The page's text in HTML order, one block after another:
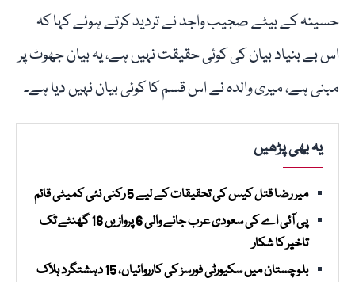
حسینہ کے بیٹے صجیب واجد نے تردید کرتے ہوئے کہا کہ
اس بے بنیاد بیان کی کوئی حقیقت نہیں ہے، یہ بیان جھوٹ پر
مبنی ہے، میری والدہ نے اس قسم کا کوئی بیان نہیں دیا ہے۔
یہ بھی پڑھیں
میر رضا قتل کیس کی تحقیقات کے لیے 5 رکنی نئی کمیٹی قائم
پی آئی اے کی سعودی عرب جانے والی 6 پروازیں 18 گھنٹے تک
تاخیر کا شکار
بلوچستان میں سکیورٹی فورسز کی کارروائیاں، 15 دہشتگرد ہلاک